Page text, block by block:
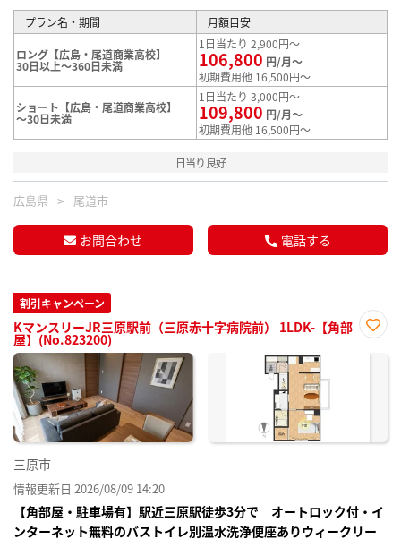
プラン名・期間 月額目安
ロング【広島・尾道商業高校】
30日以上～360日未満
1日当たり 2,900円～
106,800 円/月～
初期費用他 16,500円～
ショート【広島・尾道商業高校】
～30日未満
1日当たり 3,000円～
109,800 円/月～
初期費用他 16,500円～
日当り良好
広島県 尾道市
お問合わせ 電話する
割引キャンペーン
KマンスリーJR三原駅前（三原赤十字病院前） 1LDK-【角部
屋】(No.823200)
に入
三原市
情報更新日 2026/08/09 14:20
【角部屋・駐車場有】駅近三原駅徒歩3分で オートロック付・イ
ンターネット無料のバストイレ別温水洗浄便座ありウィークリー